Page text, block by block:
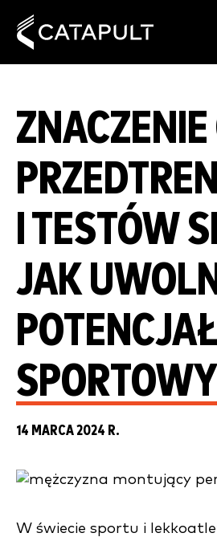
I TESTÓW
JAK
POTENCJAŁ
SPORTOWY
14 MARCA 2024 R.
W świecie sportu i